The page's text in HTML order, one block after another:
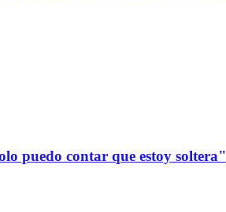
puedo contar que estoy soltera"